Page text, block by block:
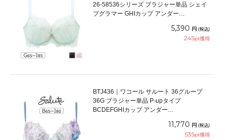
26-58536シリーズ ブラジャー単品 シェイ
プグラマー GHIカップ アンダー
5,390 円 (税込)
245pt獲得
BTJ436｜ワコール サルート 36グループ
36G ブラジャー単品 P-upタイプ
BCDEFGHIカップ アンダー
11,770 円 (税込)
535pt獲得